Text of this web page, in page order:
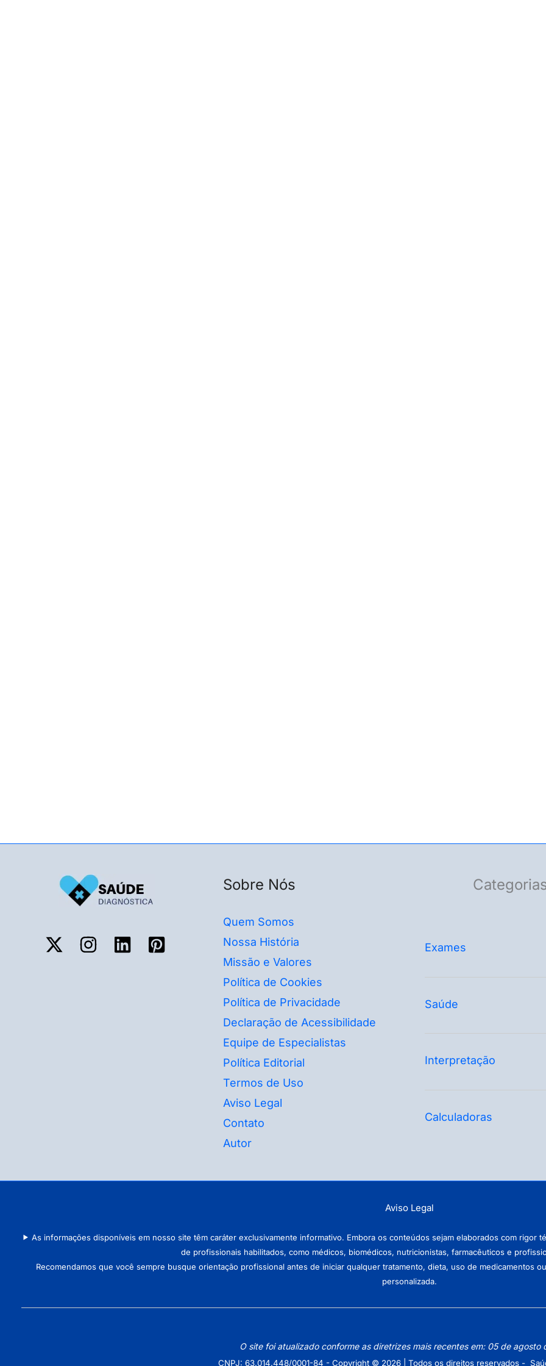
Sobre Nós
Quem Somos
Nossa História
Missão e Valores
Política de Cookies
Política de Privacidade
Declaração de Acessibilidade
Equipe de Especialistas
Política Editorial
Termos de Uso
Aviso Legal
Contato
Autor
Exames
Saúde
Interpretação
Calculadoras
Aviso Legal
As informações disponíveis em nosso site têm caráter exclusivamente informativo. Embora os conteúdos sejam elaborados com
de profissionais habilitados, como médicos, biomédicos, nutricionistas, farmacêuticos e
Recomendamos que você sempre busque orientação profissional antes de iniciar qualquer tratamento, dieta, uso de medicamentos
personalizada.
O site foi atualizado conforme as diretrizes mais recentes em: 05 de agosto
CNPJ: 63.014.448/0001-84 - Copyright © 2026 | Todos os direitos reservados -